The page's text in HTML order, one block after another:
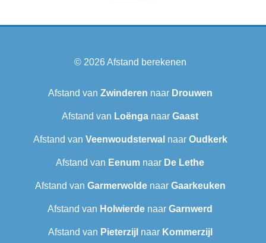
© 2026Afstand berekenen
Afstand van Zwinderen naar Drouwen
Afstand van Loënga naar Gaast
Afstand van Veenwoudsterwal naar Oudkerk
Afstand van Eenum naar De Lethe
Afstand van Garmerwoldenaar Gaarkeuken
Afstand van Holwierde naar Garnwerd
Afstand van Pieterzijl naar Kommerzijl